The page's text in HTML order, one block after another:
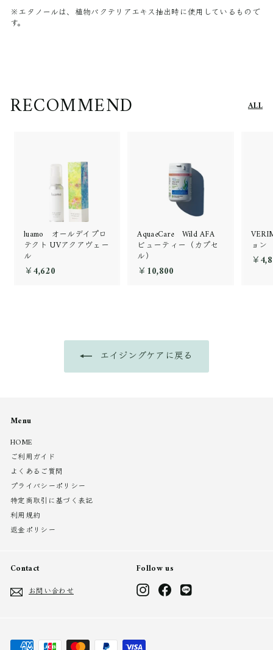
※エタノールは、植物バクテリアエキス抽出時に使用しているもので
す。
RECOMMEND ALL
luamo オールデイプロ
テクト UVアクアヴェー
ル
￥4,620
AquaeCare Wild AFA
ビューティー（カプセ
ル）
￥10,800
0
ョン
￥
エイジングケアに戻る
Menu
HOME
ご利用ガイド
よくあるご質問
プライバシーポリシー
特定商取引に基づく表記
利用規約
返金ポリシー
Contact
お問い合わせ
Follow us
Instagram Facebook